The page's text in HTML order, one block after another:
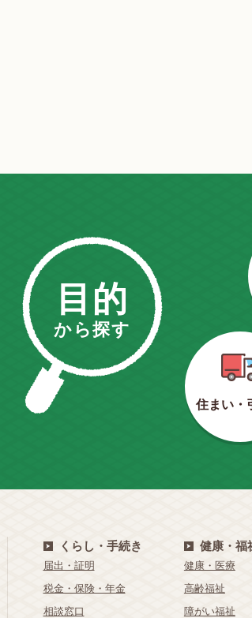
目的
から探す
住まい・
くらし・手続き
届出・証明
税金・保険・年金
相談窓口
健康・福
健康・医療
高齢福祉
障がい福祉